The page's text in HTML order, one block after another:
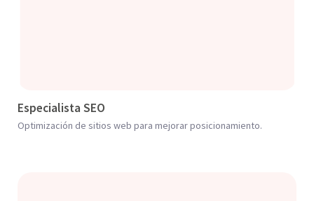
Especialista SEO
Optimización de sitios web para mejorar posicionamiento.